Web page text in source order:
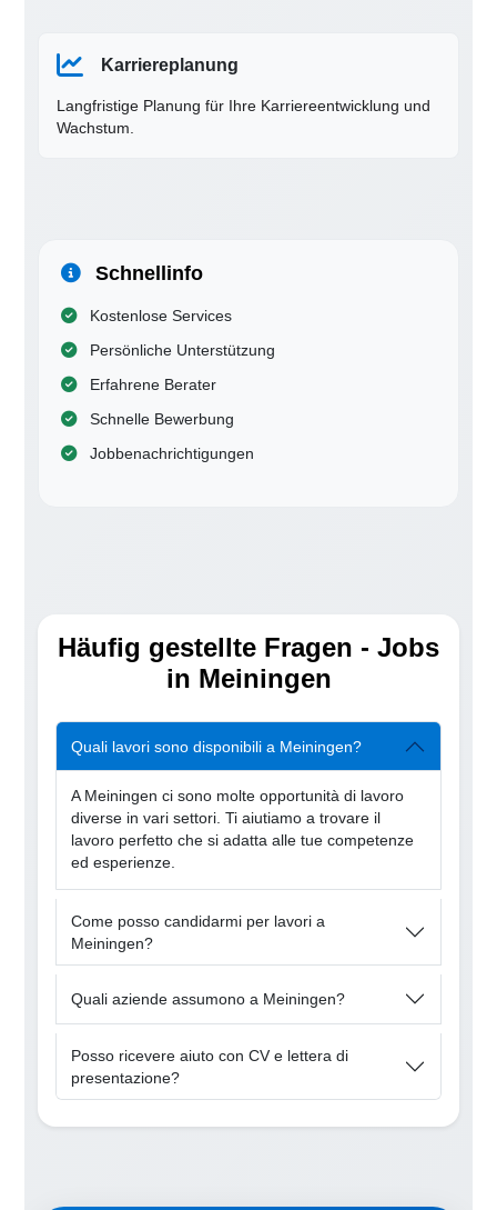
Karriereplanung
Langfristige Planung für Ihre Karriereentwicklung und
Wachstum.
Schnellinfo
Kostenlose Services
Persönliche Unterstützung
Erfahrene Berater
Schnelle Bewerbung
Jobbenachrichtigungen
Häufig gestellte Fragen - Jobs
in Meiningen
Quali lavori sono disponibili a Meiningen?
A Meiningen ci sono molte opportunità di lavoro
diverse in vari settori. Ti aiutiamo a trovare il
lavoro perfetto che si adatta alle tue competenze
ed esperienze.
Come posso candidarmi per lavori a
Meiningen?
Quali aziende assumono a Meiningen?
Posso ricevere aiuto con CV e lettera di
presentazione?